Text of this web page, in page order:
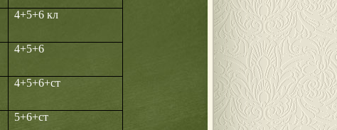
4+5+6 кл
4+5+6
4+5+6+ст
5+6+ст